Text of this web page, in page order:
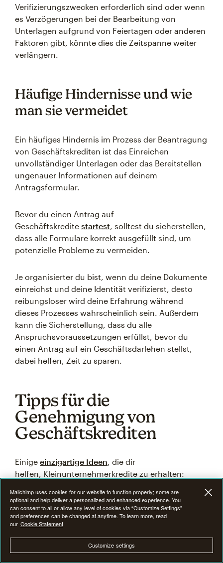
Verifizierungszwecken erforderlich sind oder wenn
es Verzögerungen bei der Bearbeitung von
Unterlagen aufgrund von Feiertagen oder anderen
Faktoren gibt, könnte dies die Zeitspanne weiter
verlängern.
Häufige Hindernisse und wie
man sie vermeidet
Ein häufiges Hindernis im Prozess der Beantragung
von Geschäftskrediten ist das Einreichen
unvollständiger Unterlagen oder das Bereitstellen
ungenauer Informationen auf deinem
Antragsformular.
Bevor du einen Antrag auf
Geschäftskredite startest, solltest du sicherstellen,
dass alle Formulare korrekt ausgefüllt sind, um
potenzielle Probleme zu vermeiden.
Je organisierter du bist, wenn du deine Dokumente
einreichst und deine Identität verifizierst, desto
reibungsloser wird deine Erfahrung während
dieses Prozesses wahrscheinlich sein. Außerdem
kann die Sicherstellung, dass du alle
Anspruchsvoraussetzungen erfüllst, bevor du
einen Antrag auf ein Geschäftsdarlehen stellst,
dabei helfen, Zeit zu sparen.
Tipps für die
Genehmigung von
Geschäftskrediten
Einige einzigartige Ideen, die dir
helfen, Kleinunternehmerkredite zu erhalten:
Verbessere deine
Kreditwürdigkeit
Mailchimp uses cookies for our website to function properly; some are
optional and help deliver a personalized and enhanced experience. You
can consent to all or allow any level of cookies via “Customize Settings”
and preferences can be changed at anytime. To learn more, read
our Cookie Statement
Customize settings